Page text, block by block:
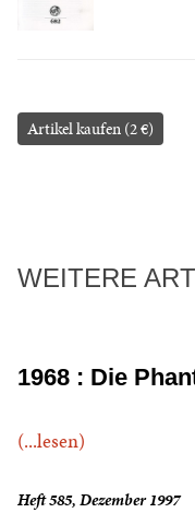
Artikel kaufen (2 €)
WEITERE
1968 : Die
(...lesen)
Heft 585, Dezember 1997